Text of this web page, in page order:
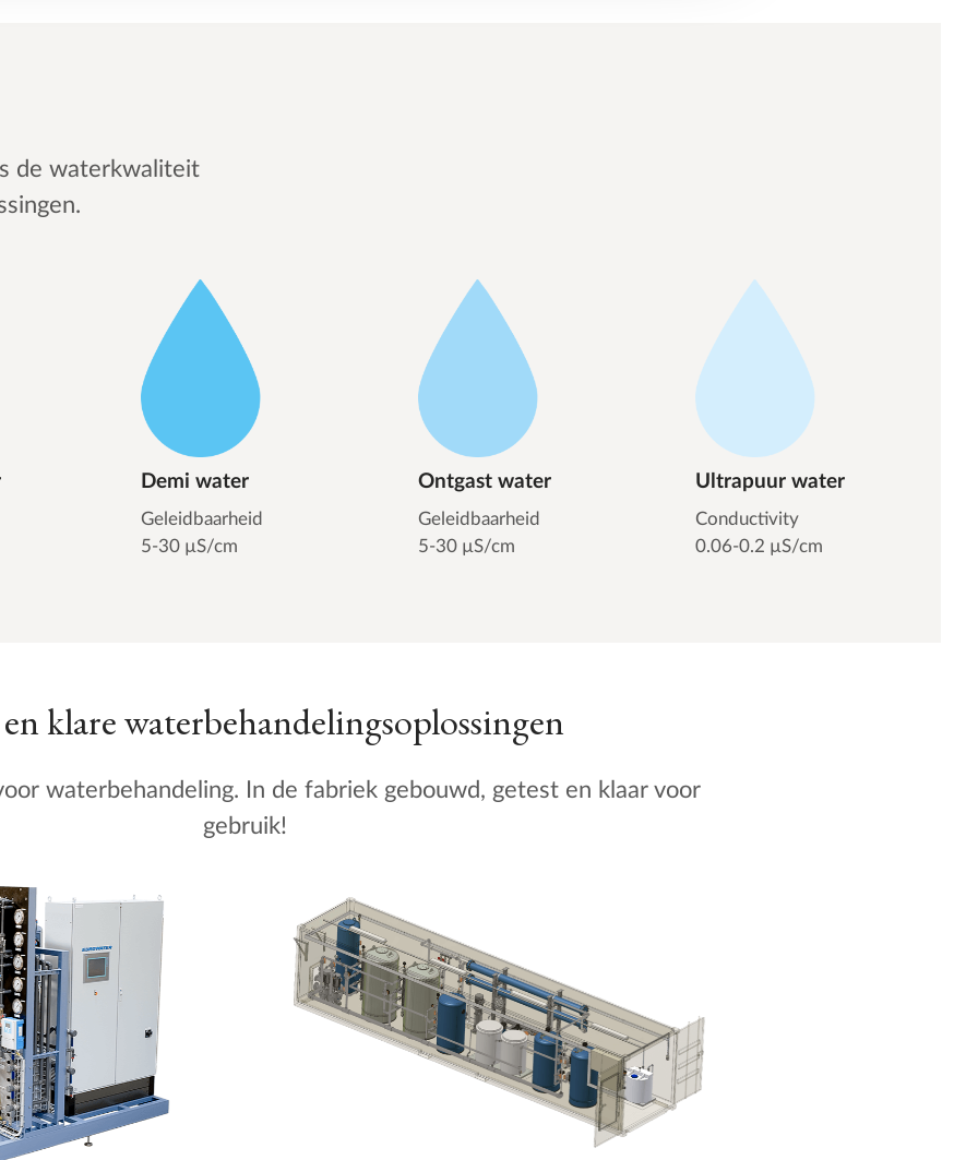
de waterkwaliteit
Demi water
Geleidbaarheid
5-30 µS/cm
Ontgast water
Geleidbaarheid
5-30 µS/cm
Ultrapuur water
Conductivity
0.06-0.2 µS/cm
klare waterbehandelingsoplossingen
waterbehandeling. In de fabriek gebouwd, getest en klaar voor
gebruik!